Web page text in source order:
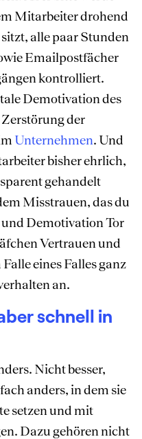
Mitarbeiter drohend
alle paar Stunden
Emailpostfächer
kontrolliert.
Demotivation des
der
Unternehmen. Und
bisher ehrlich,
gehandelt
Misstrauen, das du
Demotivation Tor
Vertrauen und
eines Falles ganz
an.
schnell in
Nicht besser,
anders, in dem sie
setzen und mit
Dazu gehören nicht